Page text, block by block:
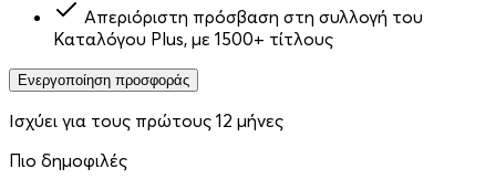
Απεριόριστη πρόσβαση στη συλλογή του
Καταλόγου Plus, με 1500+ τίτλους
Ενεργοποίηση προσφοράς
Ισχύει για τους πρώτους 12 μήνες
Πιο δημοφιλές